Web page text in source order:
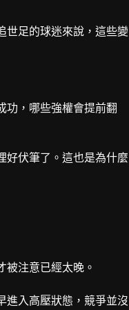
世足的球迷來說，這些變
功，哪些強權會提前翻
好伏筆了。這也是為什麼
被注意已經太晚。
進入高壓狀態，競爭並沒